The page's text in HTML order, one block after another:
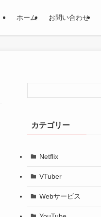
ホーム お問い合わせ
カテゴリー
Netflix
VTuber
Webサービス